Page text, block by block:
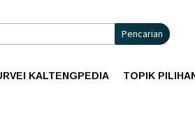
Pencarian
KALTENGPEDIA TOPIK